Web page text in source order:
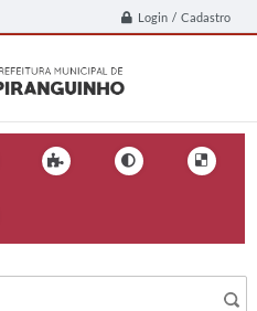
Login / Cadastro